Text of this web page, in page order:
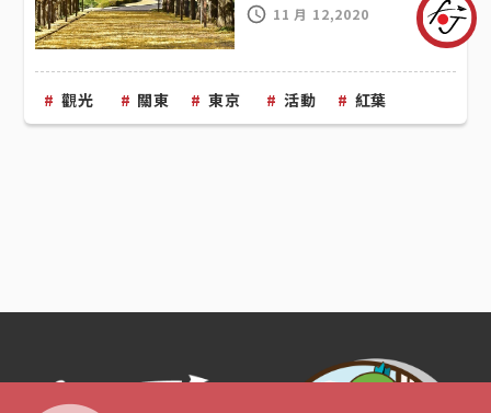
11 月 12,2020 Clip
觀光 關東 東京 活動 紅葉